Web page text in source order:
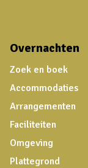
Overnachten
Zoek en boek
Accommodaties
Arrangementen
Faciliteiten
Omgeving
Plattegrond